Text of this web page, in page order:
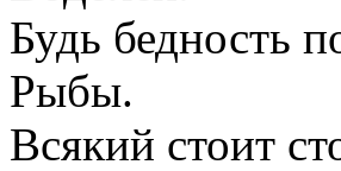
Будь бедность
Рыбы.
Всякий стоит